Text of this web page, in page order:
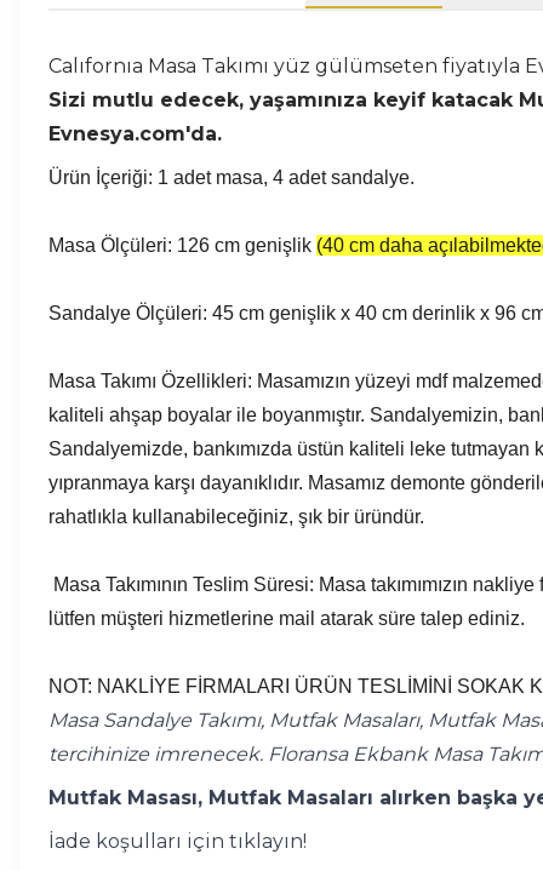
Calıfornıa Masa Takımı yüz gülümseten fiyatıyla
Sizi mutlu edecek, yaşamınıza keyif katacak
Evnesya.com'da.
Ürün İçeriği: 1 adet masa, 4 adet sandalye.
Masa Ölçüleri: 126 cm genişlik (40 cm daha
Sandalye Ölçüleri: 45 cm genişlik x 40 cm derinlik x 96
Masa Takımı Özellikleri: Masamızın yüzeyi mdf
kaliteli ahşap boyalar ile boyanmıştır. Sandalyemizin,
Sandalyemizde, bankımızda üstün kaliteli leke tutmayan
yıpranmaya karşı dayanıklıdır. Masamız demonte
rahatlıkla kullanabileceğiniz, şık bir üründür.
Masa Takımının Teslim Süresi: Masa takımımızın
lütfen müşteri hizmetlerine mail atarak süre talep ediniz.
NOT: NAKLİYE FİRMALARI ÜRÜN TESLİMİNİ SOKAK
Masa Sandalye Takımı, Mutfak Masaları, Mutfak
tercihinize imrenecek. Floransa Ekbank Masa
Mutfak Masası, Mutfak Masaları alırken başka
İade koşulları için tıklayın!